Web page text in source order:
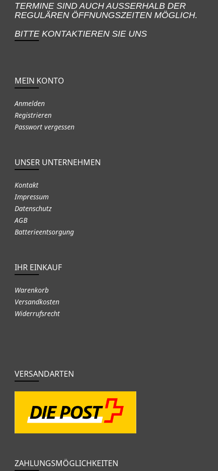
TERMINE SIND AUCH AUSSERHALB DER
REGULÄREN ÖFFNUNGSZEITEN MÖGLICH.
BITTE KONTAKTIEREN SIE UNS
MEIN KONTO
Anmelden
Registrieren
Passwort vergessen
UNSER UNTERNEHMEN
Kontakt
Impressum
Datenschutz
AGB
Batterieentsorgung
IHR EINKAUF
Warenkorb
Versandkosten
Widerrufsrecht
VERSANDARTEN
ZAHLUNGSMÖGLICHKEITEN